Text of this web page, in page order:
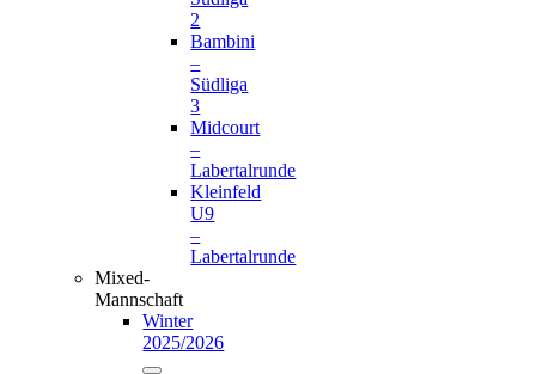
2
Bambini
–
Südliga
3
Midcourt
–
Labertalrunde
Kleinfeld
U9
–
Labertalrunde
Mixed-
Mannschaft
Winter
2025/2026